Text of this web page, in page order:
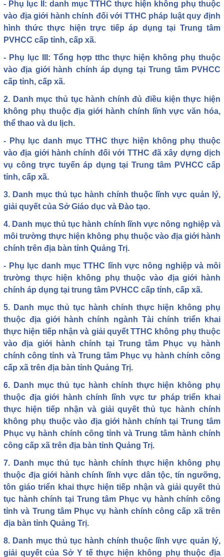
- Phụ lục II: danh mục TTHC thực hiện không phụ thuộc
vào địa giới hành chính đối với TTHC pháp luật quy định
hình thức thực hiện trực tiếp áp dụng tại Trung tâm
PVHCC cấp tỉnh, cấp xã.
- Phụ lục III: Tổng hợp tthc thực hiện không phụ thuộc
vào địa giới hành chính áp dụng tại Trung tâm PVHCC
cấp tỉnh, cấp xã.
2. Danh mục thủ tục hành chính đủ điều kiện thực hiện
không phụ thuộc địa giới hành chính lĩnh vực văn hóa,
thể thao và du lịch.
- Phụ lục danh mục TTHC thực hiện không phụ thuộc
vào địa giới hành chính đối với TTHC đã xây dựng dịch
vụ công trực tuyến áp dụng tại Trung tâm PVHCC cấp
tỉnh, cấp xã.
3. Danh mục thủ tục hành chính thuộc lĩnh vực quản lý,
giải quyết của Sở Giáo dục và Đào tạo.
4. Danh mục thủ tục hành chính lĩnh vực nông nghiệp và
môi trường thực hiện không phụ thuộc vào địa giới hành
chính trên địa bàn tỉnh Quảng Trị.
- Phụ lục danh mục TTHC lĩnh vực nông nghiệp và môi
trường thực hiện không phụ thuộc vào địa giới hành
chính áp dụng tại trung tâm PVHCC cấp tỉnh, cấp xã.
5. Danh mục thủ tục hành chính thực hiện không phụ
thuộc địa giới hành chính ngành Tài chính triển khai
thực hiện tiếp nhận và giải quyết TTHC không phụ thuộc
vào địa giới hành chính tại Trung tâm Phục vụ hành
chính công tỉnh và Trung tâm Phục vụ hành chính công
cấp xã trên địa bàn tỉnh Quảng Trị.
6. Danh mục thủ tục hành chính thực hiện không phụ
thuộc địa giới hành chính lĩnh vực tư pháp triển khai
thực hiện tiếp nhận và giải quyết thủ tục hành chính
không phụ thuộc vào địa giới hành chính tại Trung tâm
Phục vụ hành chính công tỉnh và Trung tâm hành chính
công cấp xã trên địa bàn tỉnh Quảng Trị.
7. Danh mục thủ tục hành chính thực hiện không phụ
thuộc địa giới hành chính lĩnh vực dân tộc, tín ngưỡng,
tôn giáo triển khai thực hiện tiếp nhận và giải quyết thủ
tục hành chính tại Trung tâm Phục vụ hành chính công
tỉnh và Trung tâm Phục vụ hành chính công cấp xã trên
địa bàn tỉnh Quảng Trị.
8. Danh mục thủ tục hành chính thuộc lĩnh vực quản lý,
giải quyết của Sở Y tế thực hiện không phụ thuộc địa